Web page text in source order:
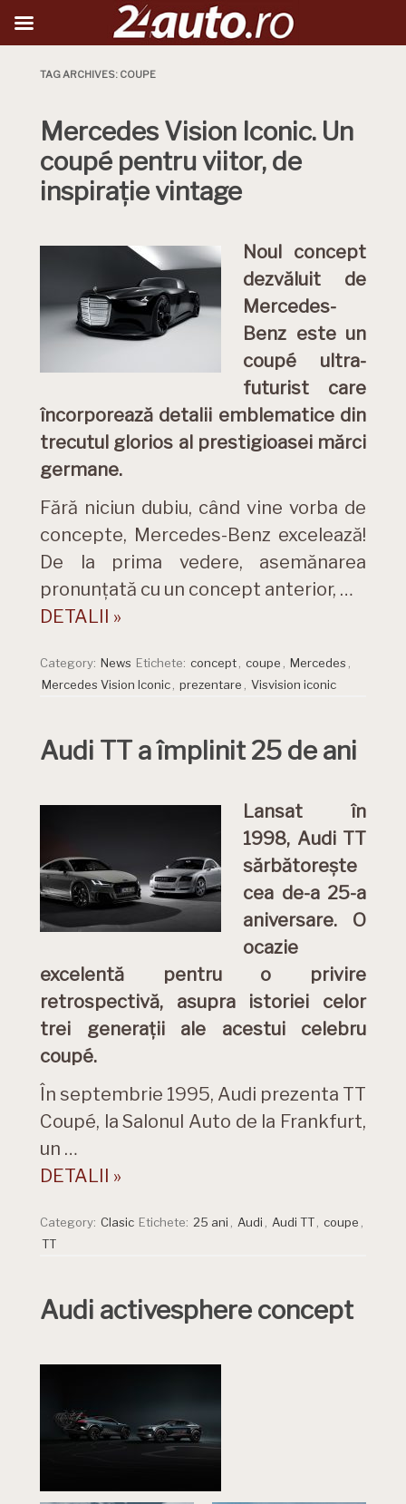
TAG ARCHIVES: COUPE
Mercedes Vision Iconic. Un
coupé pentru viitor, de
inspirație vintage
Noul concept
dezvăluit de
Mercedes-
Benz este un
coupé ultra-
futurist care
încorporează detalii emblematice din
trecutul glorios al prestigioasei mărci
germane.
Fără niciun dubiu, când vine vorba de
concepte, Mercedes-Benz excelează!
De la prima vedere, asemănarea
pronunțată cu un concept anterior, …
DETALII »
Category: News Etichete: concept coupe Mercedes
Mercedes Vision Iconic
prezentare Visvision iconic
Audi TT a împlinit 25 de ani
Lansat în
1998, Audi TT
sărbătorește
cea de-a 25-a
aniversare. O
ocazie
excelentă pentru o privire
retrospectivă, asupra istoriei celor
trei generații ale acestui celebru
coupé.
În septembrie 1995, Audi prezenta TT
Coupé, la Salonul Auto de la Frankfurt,
un …
DETALII »
Category: Clasic Etichete: 25 ani Audi Audi TT coupe
TT
Audi activesphere concept